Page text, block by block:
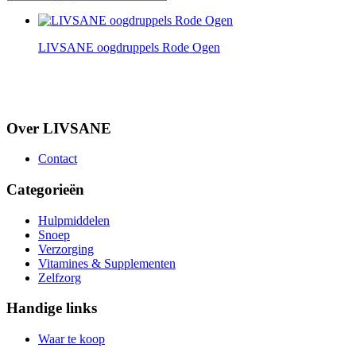
LIVSANE oogdruppels Rode Ogen
Over LIVSANE
Contact
Categorieën
Hulpmiddelen
Snoep
Verzorging
Vitamines & Supplementen
Zelfzorg
Handige links
Waar te koop